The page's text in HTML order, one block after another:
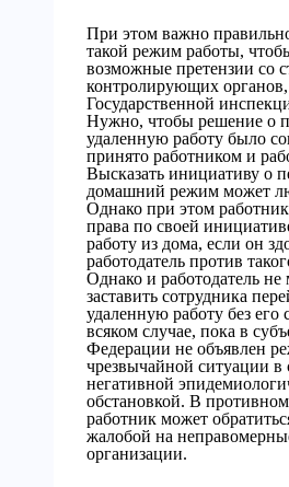
При этом важно
такой режим работы,
возможные претензии со
контролирующих
Государственной
Нужно, чтобы решение о
удаленную работу было
принято работником и
Высказать инициативу о
домашний режим может
Однако при этом
права по своей
работу из дома, если он
работодатель против
Однако и работодатель не
заставить сотрудника
удаленную работу без его
всяком случае, пока в
Федерации не объявлен
чрезвычайной ситуации в
негативной
обстановкой. В
работник может
жалобой на
организации.